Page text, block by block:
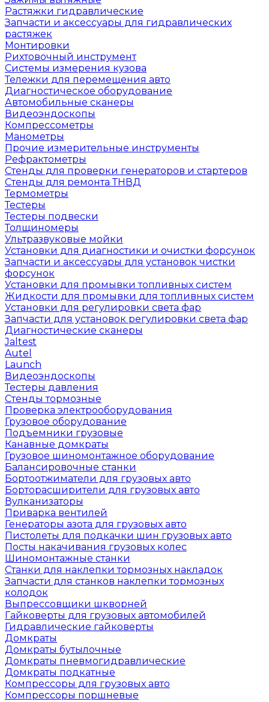
Растяжки гидравлические
Запчасти и аксессуары для гидравлических
растяжек
Монтировки
Рихтовочный инструмент
Системы измерения кузова
Тележки для перемещения авто
Диагностическое оборудование
Автомобильные сканеры
Видеоэндоскопы
Компрессометры
Манометры
Прочие измерительные инструменты
Рефрактометры
Стенды для проверки генераторов и стартеров
Стенды для ремонта ТНВД
Термометры
Тестеры
Тестеры подвески
Толщиномеры
Ультразвуковые мойки
Установки для диагностики и очистки форсунок
Запчасти и аксессуары для установок чистки
форсунок
Установки для промывки топливных систем
Жидкости для промывки для топливных систем
Установки для регулировки света фар
Запчасти для установок регулировки света фар
Диагностические сканеры
Jaltest
Autel
Launch
Видеоэндоскопы
Тестеры давления
Стенды тормозные
Проверка электрооборудования
Грузовое оборудование
Подъемники грузовые
Канавные домкраты
Грузовое шиномонтажное оборудование
Балансировочные станки
Бортоотжиматели для грузовых авто
Борторасширители для грузовых авто
Вулканизаторы
Приварка вентилей
Генераторы азота для грузовых авто
Пистолеты для подкачки шин грузовых авто
Посты накачивания грузовых колес
Шиномонтажные станки
Станки для наклепки тормозных накладок
Запчасти для станков наклепки тормозных
колодок
Выпрессовщики шкворней
Гайковерты для грузовых автомобилей
Гидравлические гайковерты
Домкраты
Домкраты бутылочные
Домкраты пневмогидравлические
Домкраты подкатные
Компрессоры для грузовых авто
Компрессоры поршневые